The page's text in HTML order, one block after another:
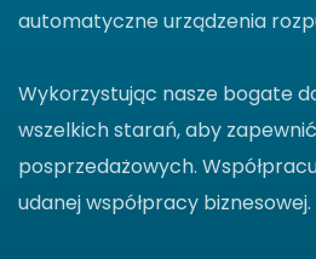
automatyczne urządzenia
Wykorzystując nasze bogate
wszelkich starań, aby
posprzedażowych.
udanej współpracy biznesowej.